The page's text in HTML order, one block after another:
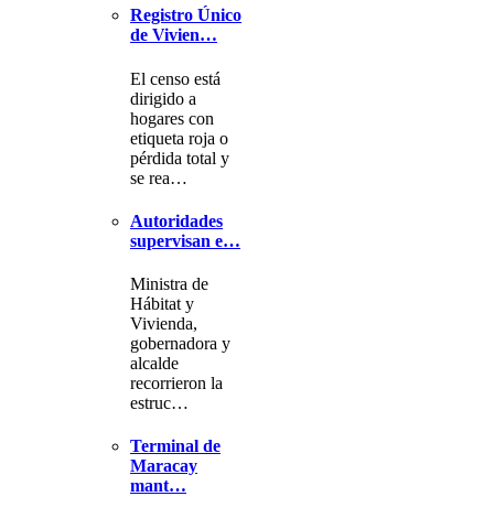
Registro Único
de Vivien…
El censo está
dirigido a
hogares con
etiqueta roja o
pérdida total y
se rea…
Autoridades
supervisan e…
Ministra de
Hábitat y
Vivienda,
gobernadora y
alcalde
recorrieron la
estruc…
Terminal de
Maracay
mant…